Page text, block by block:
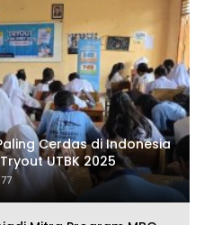
Cerdas di Indonesia
UTBK 2025